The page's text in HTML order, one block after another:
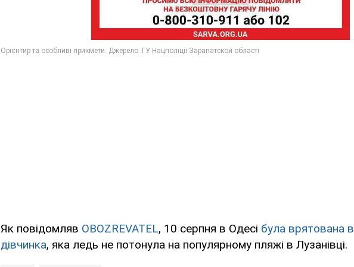
Як повідомляв OBOZREVATEL, 10 серпня в Одесі була врятована
дівчинка, яка ледь не потонула на популярному пляжі в Лузанівці.